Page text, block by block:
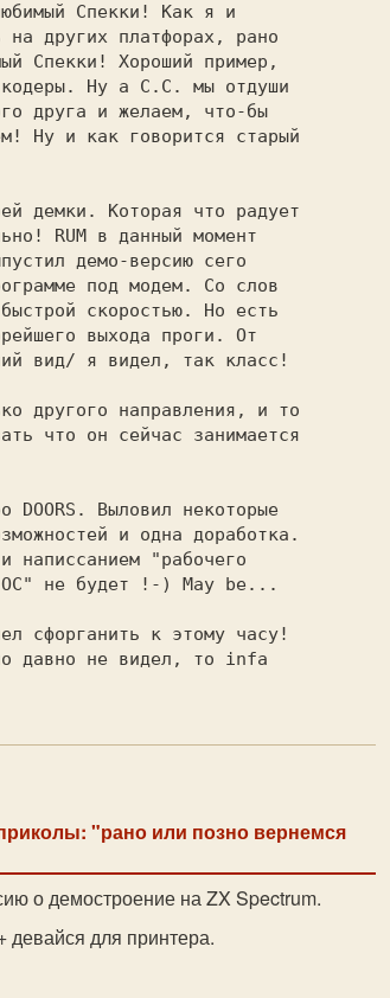
Спекки! Как я и
других платфорах, рано
Спекки! Хороший пример,
кодеры. Ну а С.С. мы отдуши
друга и желаем, что-бы
Ну и как говорится старый
демки. Которая что радует
RUM в данный момент
демо-версию сего
под модем. Со слов
скоростью. Но есть
выхода проги. От
вид/ я видел, так класс!
другого направления, и то
что он сейчас занимается
Выловил некоторые
и одна доработка.
написсанием "рабочего
"ОС" не будет !-) May be...
сфорганить к этому часу!
давно не видел, то infa
"рано или позно вернемся
о демостроение на ZX Spectrum.
девайся для принтера.